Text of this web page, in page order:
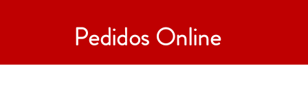
Pedidos Online